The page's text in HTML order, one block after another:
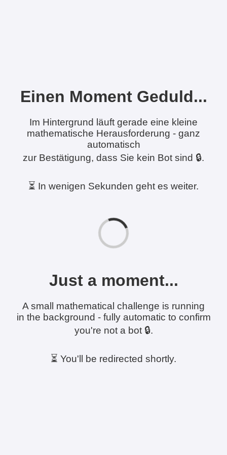
Einen Moment Geduld...
Im Hintergrund läuft gerade eine kleine
mathematische Herausforderung - ganz
automatisch
zur Bestätigung, dass Sie kein Bot sind 🔒.
⏳ In wenigen Sekunden geht es weiter.
Just a moment...
A small mathematical challenge is running
in the background - fully automatic to confirm
you're not a bot 🔒.
⏳ You'll be redirected shortly.